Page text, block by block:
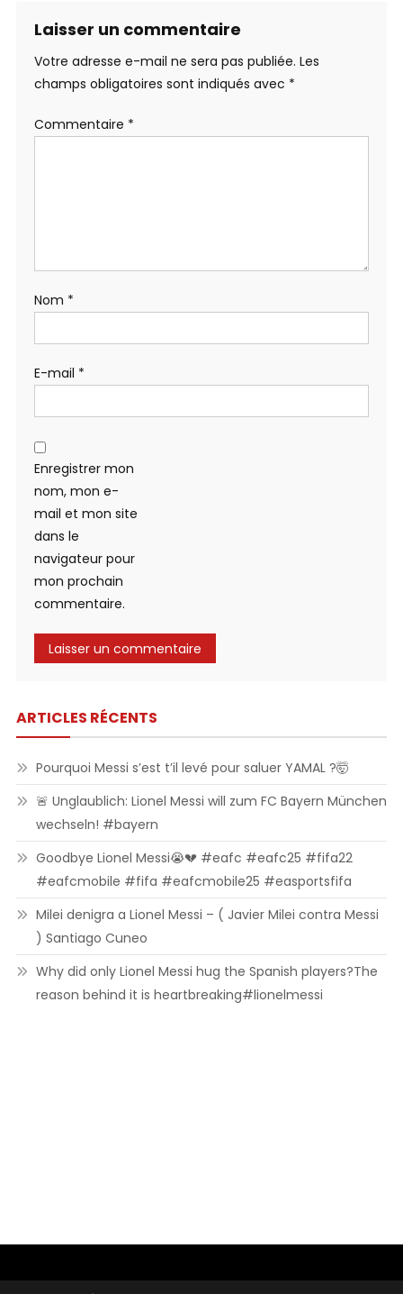
Laisser un commentaire
Votre adresse e-mail ne sera pas publiée. Les
champs obligatoires sont indiqués avec *
Commentaire *
Nom *
E-mail *
Enregistrer mon
nom, mon e-
mail et mon site
dans le
navigateur pour
mon prochain
commentaire.
ARTICLES RÉCENTS
Pourquoi Messi s’est t’il levé pour saluer YAMAL ?🤯
🚨 Unglaublich: Lionel Messi will zum FC Bayern München
wechseln! #bayern
Goodbye Lionel Messi😭💔 #eafc #eafc25 #fifa22
#eafcmobile #fifa #eafcmobile25 #easportsfifa
Milei denigra a Lionel Messi – ( Javier Milei contra Messi
) Santiago Cuneo
Why did only Lionel Messi hug the Spanish players?The
reason behind it is heartbreaking#lionelmessi